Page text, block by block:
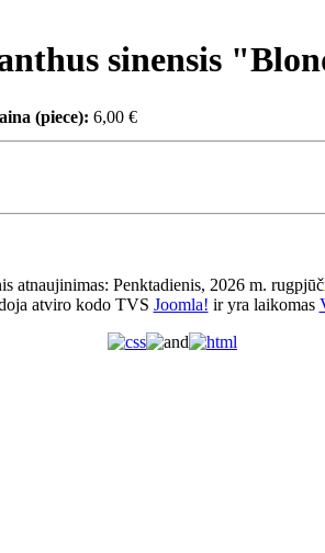
sinensis
(piece): 6,00 €
atnaujinimas: Penktadienis, 2026 m.
atviro kodo TVS Joomla! ir yra laikomas